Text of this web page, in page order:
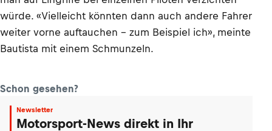
würde. «Vielleicht könnten dann auch andere Fahrer
weiter vorne auftauchen – zum Beispiel ich», meinte
Bautista mit einem Schmunzeln.
Schon gesehen?
Newsletter
Motorsport-News direkt in Ihr